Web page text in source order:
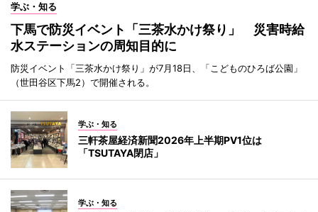
学ぶ・知る
下馬で防災イベント「三茶水かけ祭り」 災害時給
水ステーションの周知目的に
防災イベント「三茶水かけ祭り」が7月18日、「こどものひろば公園」
（世田谷区下馬2）で開催される。
学ぶ・知る
三軒茶屋経済新聞2026年上半期PV1位は
「TSUTAYA閉店」
学ぶ・知る